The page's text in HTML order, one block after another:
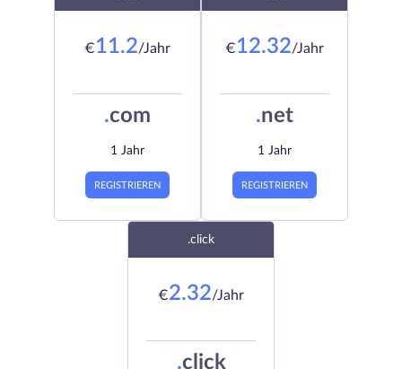
€11.2/Jahr
.com
1 Jahr
REGISTRIEREN
€12.32/Jahr
.net
1 Jahr
REGISTRIEREN
.click
€2.32/Jahr
.click